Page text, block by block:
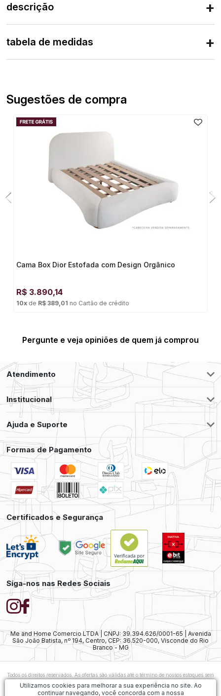
descrição
tabela de medidas
Sugestões de compra
Cama Box Dior Estofada com Design Orgânico
R$ 3.890,14
10x de R$ 389,01 no Cartão de crédito
Pergunte e veja opiniões de quem já comprou
Atendimento
Institucional
Ajuda e Suporte
Formas de Pagamento
Certificados e Segurança
Síga-nos nas Redes Sociais
Me and Home Comercio LTDA | CNPJ: 39.394.626/0001-65 | Avenida
São João Batista, nº 194, Centro, CEP: 36.520-000, Visconde do Rio
Branco - MG
Todos os direitos reservados. As ofertas são válidas até o término de nossos estoques sem
prévio aviso. As vendas ainda estão sujeitas à análise e confirmação de dados.
exista alguma diferença nos preços ofertados, será considerado válido o preço do
Utilizamos cookies para melhorar a sua experiência no site. Ao
continuar navegando, você concorda com a nossa